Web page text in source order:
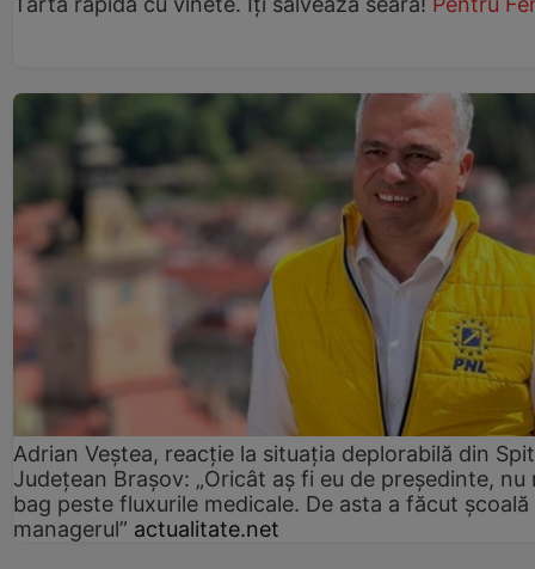
Adrian Veștea, reacție la situația deplorabilă din
Județean Brașov: „Oricât aș fi eu de președinte, nu
bag peste fluxurile medicale. De asta a făcut școală
managerul” actualitate.net